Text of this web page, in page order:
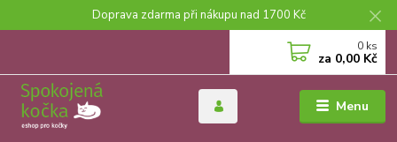
Doprava zdarma při nákupu nad 1700 Kč
Menu
0 ks
za 0,00 Kč